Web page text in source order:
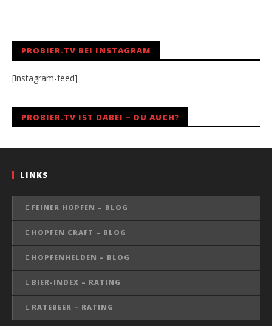
PROBIER.TV BEI INSTAGRAM
[instagram-feed]
PROBIER.TV IST DABEI – DU AUCH?
LINKS
FEINER HOPFEN – BLOG
HOPFEN CRAFT – BLOG
HOPFENHELDEN – BLOG
BIER-INDEX – RATING
RATEBEER – RATING